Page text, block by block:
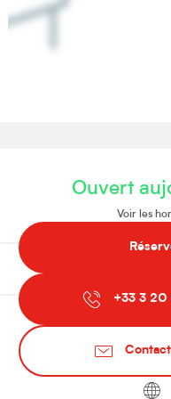
Ouverture
Ouvert
Voir les
+33 3 20